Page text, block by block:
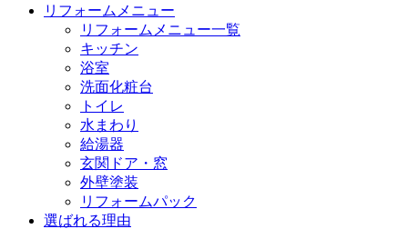
リフォームメニュー
リフォームメニュー一覧
キッチン
浴室
洗面化粧台
トイレ
水まわり
給湯器
玄関ドア・窓
外壁塗装
リフォームパック
選ばれる理由